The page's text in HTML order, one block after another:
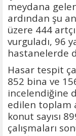
meydana
ardından şu
üzere 444
vurguladı, 96
hastanelerde
Hasar tespit
852 bina ve
incelendiğine
edilen toplam
konut sayısı
çalışmaları